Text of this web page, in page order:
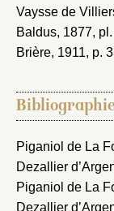
Vaysse de
Baldus, 1877,
Brière, 1911, p.
Piganiol de La
Dezallier
Piganiol de La
Dezallier